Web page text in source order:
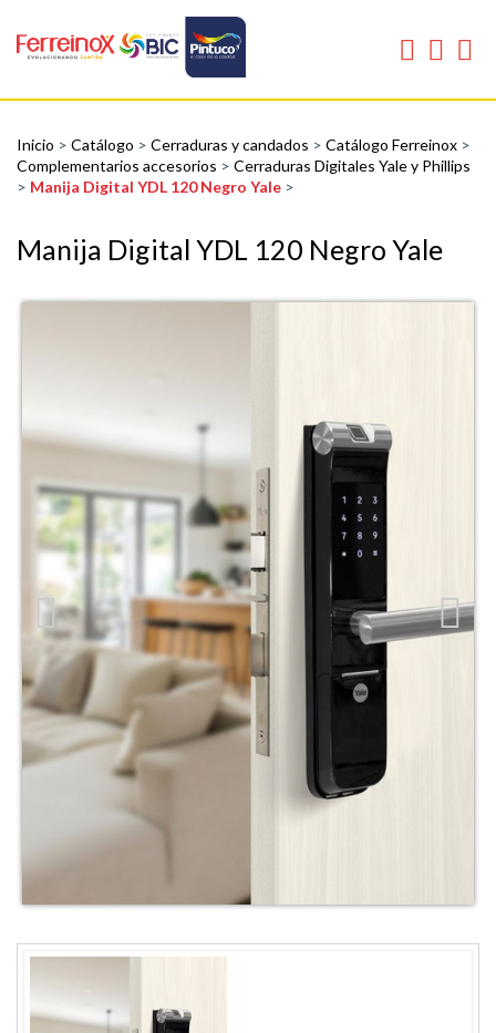
Inicio > Catálogo > Cerraduras y candados > Catálogo Ferreinox >
Complementarios accesorios > Cerraduras Digitales Yale y Phillips
> Manija Digital YDL 120 Negro Yale >
Manija Digital YDL 120 Negro Yale